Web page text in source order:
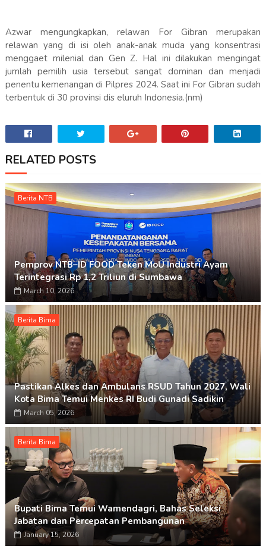
Azwar mengungkapkan, relawan For Gibran merupakan
relawan yang di isi oleh anak-anak muda yang konsentrasi
menggaet milenial dan Gen Z. Hal ini dilakukan mengingat
jumlah pemilih usia tersebut sangat dominan dan menjadi
penentu kemenangan di Pilpres 2024. Saat ini For Gibran sudah
terbentuk di 30 provinsi dis eluruh Indonesia.(nm)
RELATED POSTS
Berita NTB
Pemprov NTB–ID FOOD Teken MoU Industri Ayam
Terintegrasi Rp 1,2 Triliun di Sumbawa
March 10, 2026
Berita Bima
Pastikan Alkes dan Ambulans RSUD Tahun 2027, Wali
Kota Bima Temui Menkes RI Budi Gunadi Sadikin
March 05, 2026
Berita Bima
Bupati Bima Temui Wamendagri, Bahas Seleksi
Jabatan dan Percepatan Pembangunan
January 15, 2026